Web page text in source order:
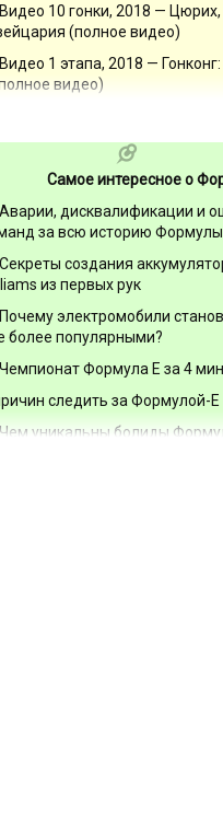
Видео 10 гонки, 2018 — Цюрих,
(полное видео)
Видео 1 этапа, 2018 — Гонконг:
видео)
Самое интересное о
Аварии, дисквалификации и
за всю историю Формулы
Секреты создания
из первых рук
Почему электромобили
более популярными?
Чемпионат Формула Е за 4
следить за Формулой-Е
Чем уникальны болиды